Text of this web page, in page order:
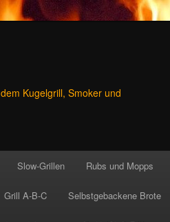
Kugelgrill, Smoker und
Slow-Grillen Rubs und Mopps
Grill A-B-C Selbstgebackene Brote